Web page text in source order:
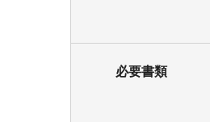
必要書類